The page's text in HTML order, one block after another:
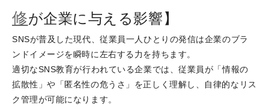
修が企業に与える影響】
SNSが普及した現代、従業員一人ひとりの発信は企業のブラ
ンドイメージを瞬時に左右する力を持ちます。
適切なSNS教育が行われている企業では、従業員が「情報の
拡散性」や「匿名性の危うさ」を正しく理解し、自律的なリス
ク管理が可能になります。